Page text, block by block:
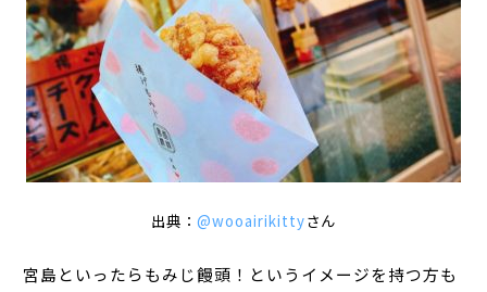
出典： @wooairikittyさん
宮島といったらもみじ饅頭！というイメージを持つ方も